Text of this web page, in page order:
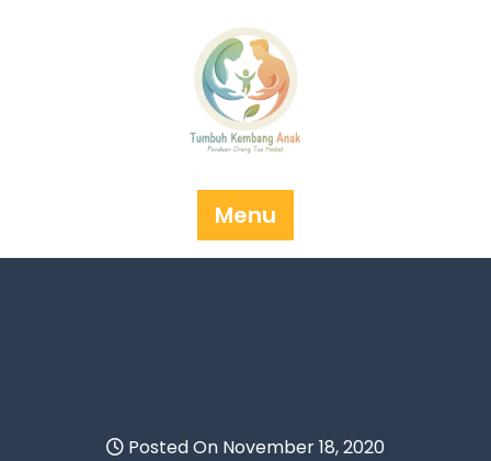
Menu
Posted On November 18, 2020